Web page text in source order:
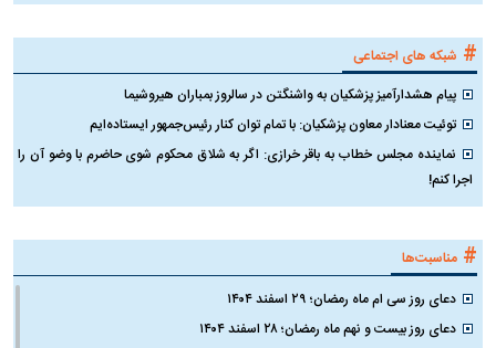
# شبکه های اجتماعی
پیام هشدارآمیز پزشکیان به واشنگتن در سالروز بمباران هیروشیما
توئیت معنادار معاون پزشکیان: با تمام توان کنار رئیس‌جمهور ایستاده‌ایم
نماینده مجلس خطاب به باقر خرازی: اگر به شلاق محکوم شوی حاضرم با وضو آن را
اجرا کنم!
# مناسبت‌ها
دعای روز سی ام ماه رمضان؛ ۲۹ اسفند ۱۴۰۴
دعای روز بیست و نهم ماه رمضان؛ ۲۸ اسفند ۱۴۰۴